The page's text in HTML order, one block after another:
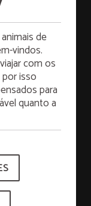
pequeno-
a
de
vindos.
com os
isso
para
quanto a